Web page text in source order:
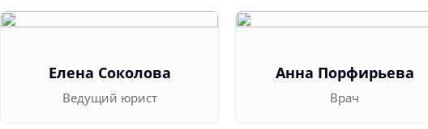
Елена Соколова
Ведущий юрист
Анна Порфирьева
Врач